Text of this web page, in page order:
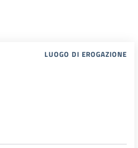
LUOGO DI EROGAZIONE